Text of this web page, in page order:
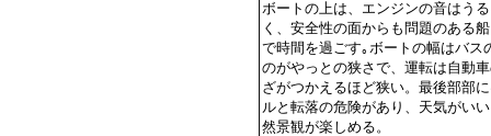
ボートの上は、エンジンの音はう
く、安全性の面からも問題のある
で時間を過ごす｡ボートの幅はバ
のがやっとの狭さで、運転は自動
ざがつかえるほど狭い。最後部部
ルと転落の危険があり、天気がい
然景観が楽しめる。